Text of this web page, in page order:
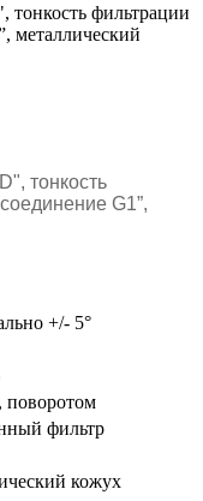
тонкость фильтрации
металлический
D", тонкость
G1”,
+/- 5°
поворотом
фильтр
кожух